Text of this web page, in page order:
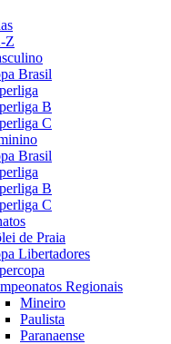
Z
Brasil
B
C
Brasil
B
C
de Praia
Libertadores
Regionais
Mineiro
Paulista
Paranaense